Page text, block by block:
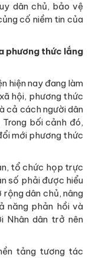
dân chủ, bảo vệ
cố niềm tin của
phương thức lắng
hiện nay đang làm
hội, phương thức
cả cách người dân
bối cảnh đó,
mới phương thức
tổ chức họp trực
số phải được hiểu
dân chủ, nâng
năng phản hồi và
Nhân dân trở nên
tảng tương tác